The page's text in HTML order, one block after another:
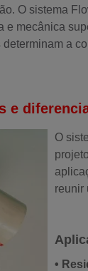
O sistema
mecânica
a
e
O
reunir
•